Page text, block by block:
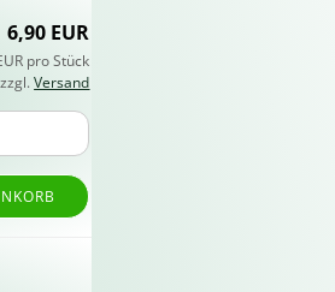
6,90 EUR
pro Stück
Versand